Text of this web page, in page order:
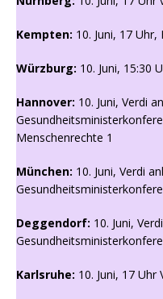
Kempten: 10. Juni, 17
Würzburg: 10. Juni, 15:30
Hannover: 10. Juni, Verdi
Menschenrechte 1
München: 10. Juni, Verdi
Deggendorf: 10. Juni,
Karlsruhe: 10. Juni, 17 Uhr